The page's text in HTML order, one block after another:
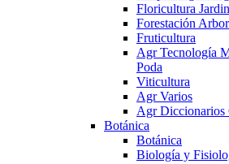
Floricultura
Forestación
Fruticultura
Agr Tecnología
Poda
Viticultura
Agr Varios
Agr Diccionarios
Botánica
Botánica
Biología y